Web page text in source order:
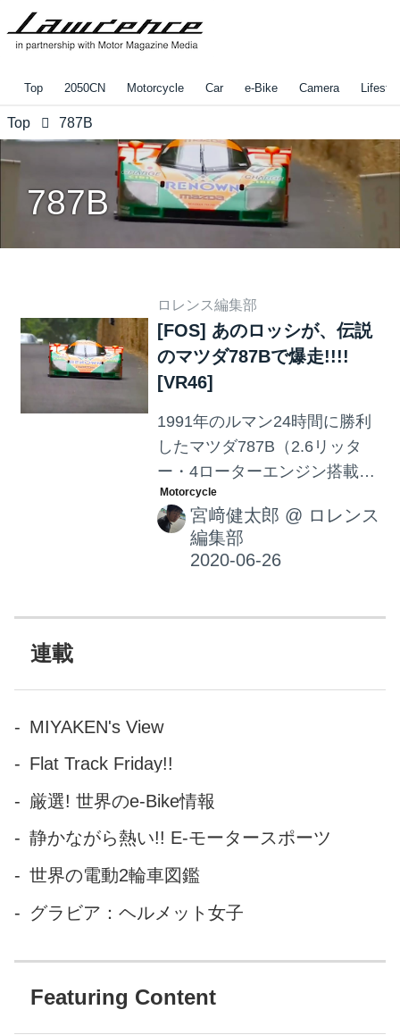
Top 2050CN Motorcycle Car e-Bike Camera
Top 787B
787B
ロレンス編集部
[FOS] あのロッシが、伝説
のマツダ787Bで爆走!!!!
[VR46]
1991年のルマン24時間に勝利
したマツダ787B（2.6リッタ
ー・4ローターエンジン搭載）
は、世界的に多くのファンを
持つレーシングカーです。
MotoGPの現役レジェンドであ
るイタリアの英雄、バレンテ
ファンのひとりであり、彼は
ハンドルを託されるという夢
宮﨑健太郎 @ ロレンス
編集部
連載
MIYAKEN's View
Flat Track Friday!!
厳選! 世界のe-Bike情報
静かながら熱い!! E-モータースポーツ
世界の電動2輪車図鑑
グラビア：ヘルメット女子
Featuring Content